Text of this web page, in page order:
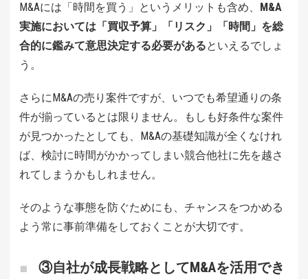
M&Aには「時間を買う」というメリットも含め、
M&A
実施においては「買収予算」「リスク」「時間」を総
合的に鑑みて意思決定する必要があるといえるでしょ
う。
さらにM&Aの売り案件ですが、いつでも希望通りの条
件が揃っているとは限りません。もしも好条件な案件
が見つかったとしても、M&Aの基礎知識が全くなけれ
ば、検討に時間がかかってしまい競合他社に先を越さ
れてしまうかもしれません。
そのような事態を防ぐためにも、チャンスをつかめる
よう常に事前準備をしておくことが大切です。
③自社が成長戦略としてM&Aを活用でき